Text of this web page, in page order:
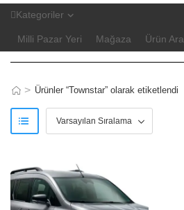
Kategoriler
Milli Pazar Yeri Mağaza Ürün Ara
> Ürünler “Townstar” olarak etiketlendi